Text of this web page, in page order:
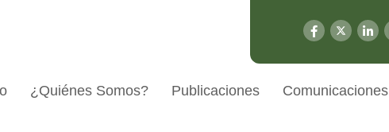
¿Quiénes Somos? Publicaciones Comunicaciones